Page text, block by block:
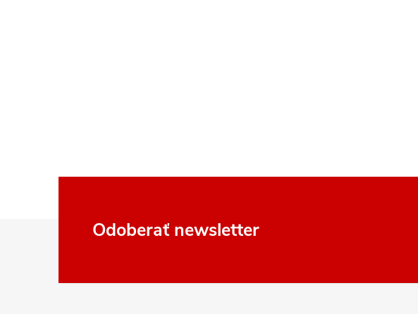
Odoberať newsletter